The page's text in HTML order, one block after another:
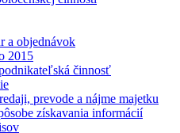
a objednávok
2015
činnosť
prevode a nájme majetku
získavania informácií